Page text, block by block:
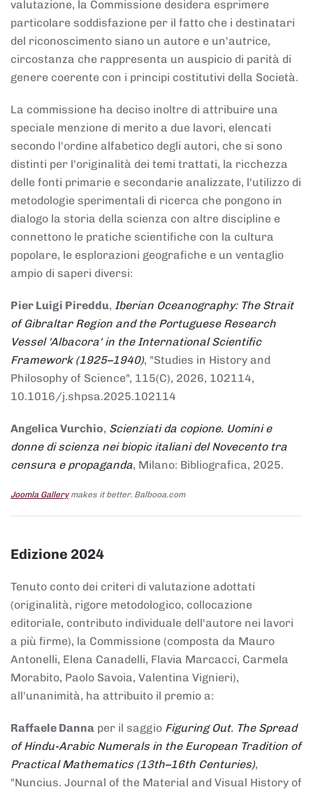
valutazione, la Commissione desidera esprimere
particolare soddisfazione per il fatto che i destinatari
del riconoscimento siano un autore e un'autrice,
circostanza che rappresenta un auspicio di parità di
genere coerente con i principi costitutivi della Società.
La commissione ha deciso inoltre di attribuire una
speciale menzione di merito a due lavori, elencati
secondo l'ordine alfabetico degli autori, che si sono
distinti per l'originalità dei temi trattati, la ricchezza
delle fonti primarie e secondarie analizzate, l'utilizzo di
metodologie sperimentali di ricerca che pongono in
dialogo la storia della scienza con altre discipline e
connettono le pratiche scientifiche con la cultura
popolare, le esplorazioni geografiche e un ventaglio
ampio di saperi diversi:
Pier Luigi Pireddu, Iberian Oceanography: The Strait
of Gibraltar Region and the Portuguese Research
Vessel 'Albacora' in the International Scientific
Framework (1925–1940), "Studies in History and
Philosophy of Science", 115(C), 2026, 102114,
10.1016/j.shpsa.2025.102114
Angelica Vurchio, Scienziati da copione. Uomini e
donne di scienza nei biopic italiani del Novecento tra
censura e propaganda, Milano: Bibliografica, 2025.
Joomla Gallerymakes it better. Balbooa.com
Edizione 2024
Tenuto conto dei criteri di valutazione adottati
(originalità, rigore metodologico, collocazione
editoriale, contributo individuale dell'autore nei lavori
a più firme), la Commissione (composta da Mauro
Antonelli, Elena Canadelli, Flavia Marcacci, Carmela
Morabito, Paolo Savoia, Valentina Vignieri),
all'unanimità, ha attribuito il premio a:
Raffaele Danna per il saggio Figuring Out. The Spread
of Hindu-Arabic Numerals in the European Tradition of
Practical Mathematics (13th–16th Centuries),
"Nuncius. Journal of the Material and Visual History of